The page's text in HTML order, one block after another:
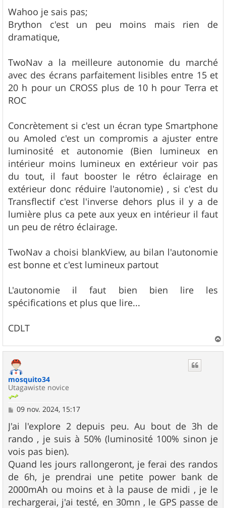
Wahoo je sais pas;
Brython c'est un peu moins mais rien de
dramatique,
TwoNav a la meilleure autonomie du marché
avec des écrans parfaitement lisibles entre 15 et
20 h pour un CROSS plus de 10 h pour Terra et
ROC
Concrètement si c'est un écran type Smartphone
ou Amoled c'est un compromis a ajuster entre
luminosité et autonomie (Bien lumineux en
intérieur moins lumineux en extérieur voir pas
du tout, il faut booster le rétro éclairage en
extérieur donc réduire l'autonomie) , si c'est du
Transflectif c'est l'inverse dehors plus il y a de
lumière plus ca pete aux yeux en intérieur il faut
un peu de rétro éclairage.
TwoNav a choisi blankView, au bilan l'autonomie
est bonne et c'est lumineux partout
L'autonomie il faut bien bien lire les
spécifications et plus que lire...
CDLT
a
mosquito34
Utagawiste novice
M
s
s
a
g
e
09 nov. 2024, 15:17
J'ai l'explore 2 depuis peu. Au bout de 3h de
rando , je suis à 50% (luminosité 100% sinon je
vois pas bien).
Quand les jours rallongeront, je ferai des randos
de 6h, je prendrai une petite power bank de
2000mAh ou moins et à la pause de midi , je le
rechargerai, j'ai testé, en 30mn , le GPS passe de